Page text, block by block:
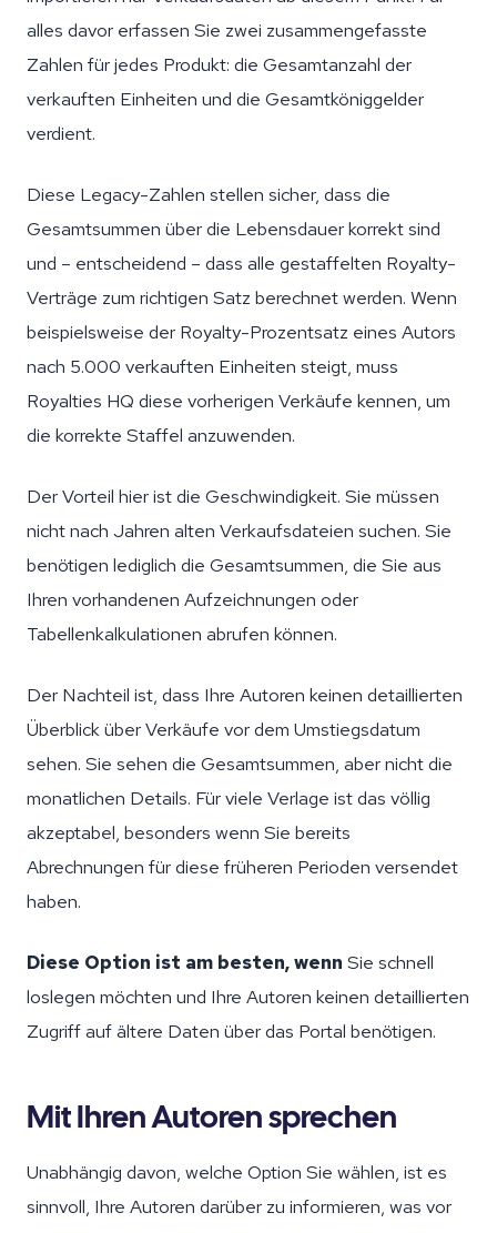
alles davor erfassen Sie zwei zusammengefasste
Zahlen für jedes Produkt: die Gesamtanzahl der
verkauften Einheiten und die Gesamtköniggelder
verdient.
Diese Legacy-Zahlen stellen sicher, dass die
Gesamtsummen über die Lebensdauer korrekt sind
und – entscheidend – dass alle gestaffelten Royalty-
Verträge zum richtigen Satz berechnet werden. Wenn
beispielsweise der Royalty-Prozentsatz eines Autors
nach 5.000 verkauften Einheiten steigt, muss
Royalties HQ diese vorherigen Verkäufe kennen, um
die korrekte Staffel anzuwenden.
Der Vorteil hier ist die Geschwindigkeit. Sie müssen
nicht nach Jahren alten Verkaufsdateien suchen. Sie
benötigen lediglich die Gesamtsummen, die Sie aus
Ihren vorhandenen Aufzeichnungen oder
Tabellenkalkulationen abrufen können.
Der Nachteil ist, dass Ihre Autoren keinen detaillierten
Überblick über Verkäufe vor dem Umstiegsdatum
sehen. Sie sehen die Gesamtsummen, aber nicht die
monatlichen Details. Für viele Verlage ist das völlig
akzeptabel, besonders wenn Sie bereits
Abrechnungen für diese früheren Perioden versendet
haben.
Diese Option ist am besten, wenn Sie schnell
loslegen möchten und Ihre Autoren keinen detaillierten
Zugriff auf ältere Daten über das Portal benötigen.
Mit Ihren Autoren sprechen
Unabhängig davon, welche Option Sie wählen, ist es
sinnvoll, Ihre Autoren darüber zu informieren, was vor